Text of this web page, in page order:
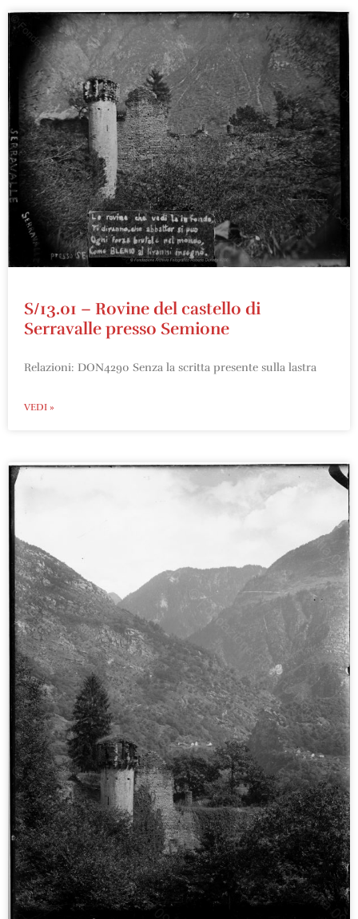
S/13.01 – Rovine del castello di
Serravalle presso Semione
Relazioni: DON4290 Senza la scritta presente sulla lastra
VEDI »